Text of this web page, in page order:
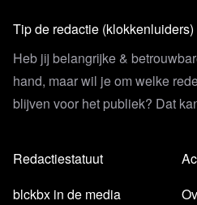
Tip de redactie (klokkenluiders)
Heb jij belangrijke &
hand, maar wil je om welke
blijven voor het publiek? Dat
Redactiestatuut
blckbx in de media